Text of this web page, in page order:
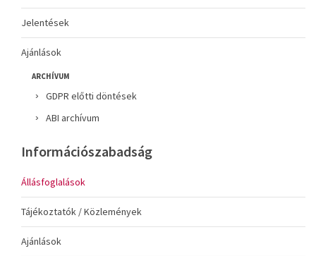
Jelentések
Ajánlások
ARCHÍVUM
GDPR előtti döntések
ABI archívum
Információszabadság
Állásfoglalások
Tájékoztatók / Közlemények
Ajánlások